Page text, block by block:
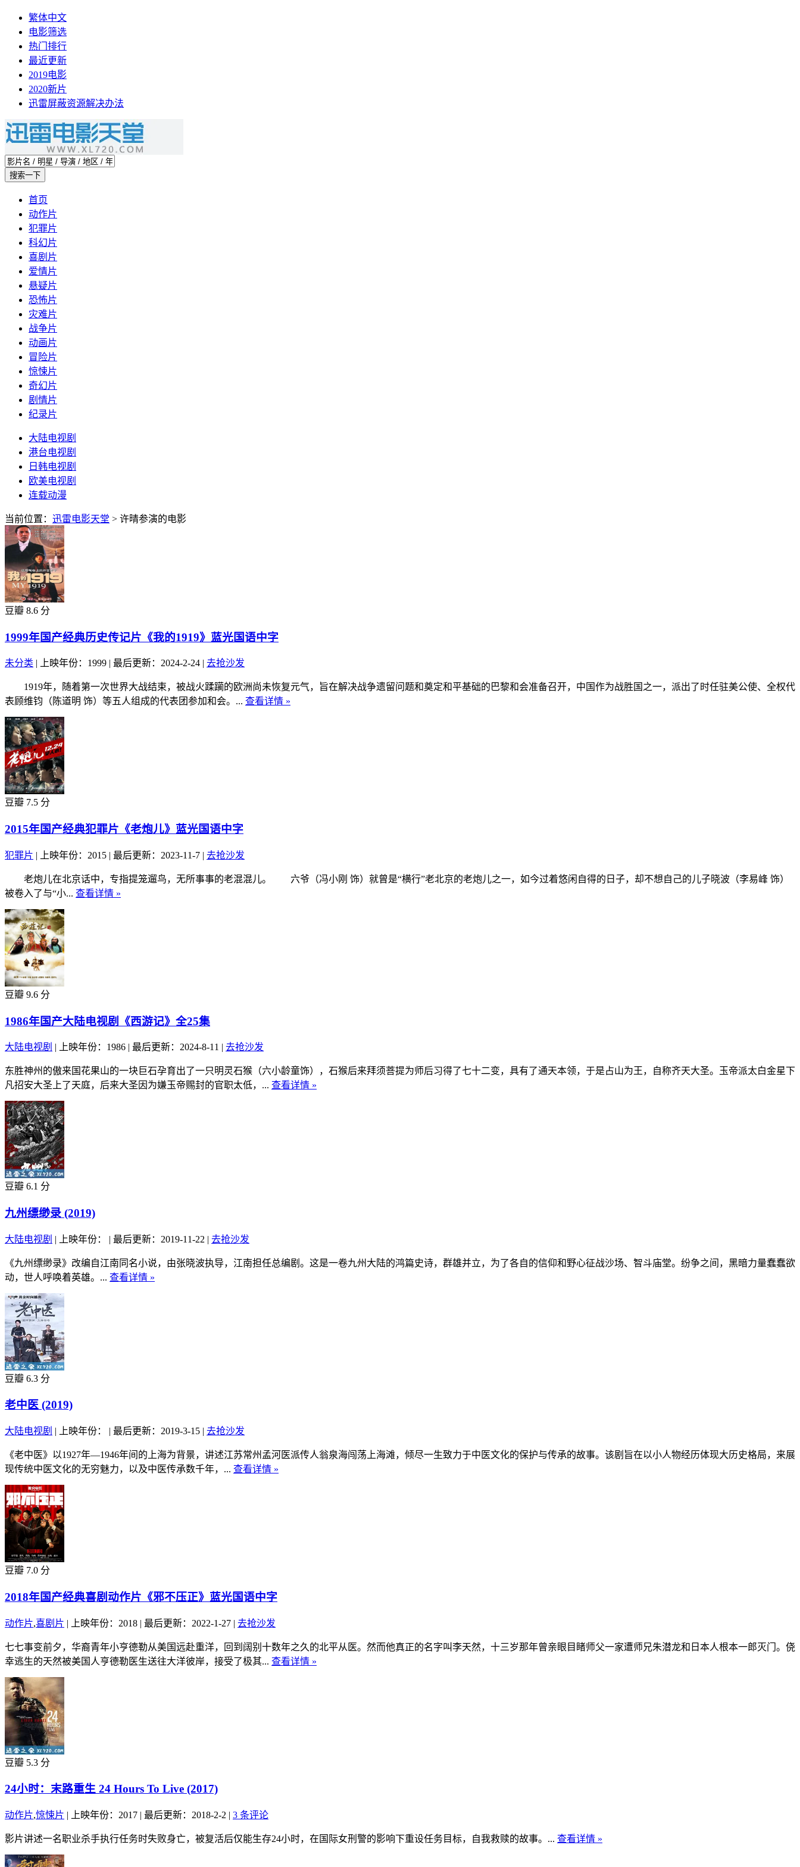
繁体中文
电影筛选
热门排行
最近更新
2019电影
2020新片
迅雷屏蔽资源解决办法
首页
动作片
犯罪片
科幻片
喜剧片
爱情片
悬疑片
恐怖片
灾难片
战争片
动画片
冒险片
惊悚片
奇幻片
剧情片
纪录片
大陆电视剧
港台电视剧
日韩电视剧
欧美电视剧
连载动漫
当前位置： 迅雷电影天堂 > 许晴参演的电影
豆瓣 8.6 分
1999年国产经典历史传记片《我的1919》蓝光国语中字
未分类 | 上映年份：1999 | 最后更新：2024-2-24 | 去抢沙发
1919年，随着第一次世界大战结束，被战火蹂躏的欧洲尚未恢复元气，旨在解决战争遗留问题和奠定和平基础的巴黎和会准备召开，中国作为战胜国之一，派出了时任驻美公使、全权代
表顾维钧（陈道明 饰）等五人组成的代表团参加和会。... 查看详情 »
豆瓣 7.5 分
2015年国产经典犯罪片《老炮儿》蓝光国语中字
犯罪片 | 上映年份：2015 | 最后更新：2023-11-7 | 去抢沙发
老炮儿在北京话中，专指提笼遛鸟，无所事事的老混混儿。 六爷（冯小刚 饰）就曾是“横行”老北京的老炮儿之一，如今过着悠闲自得的日子，却不想自己的儿子晓波（李易峰 饰）
被卷入了与“小... 查看详情 »
豆瓣 9.6 分
1986年国产大陆电视剧《西游记》全25集
大陆电视剧 | 上映年份：1986 | 最后更新：2024-8-11 | 去抢沙发
东胜神州的傲来国花果山的一块巨石孕育出了一只明灵石猴（六小龄童饰），石猴后来拜须菩提为师后习得了七十二变，具有了通天本领，于是占山为王，自称齐天大圣。玉帝派太白金星下
凡招安大圣上了天庭，后来大圣因为嫌玉帝赐封的官职太低，... 查看详情 »
豆瓣 6.1 分
九州缥缈录 (2019)
大陆电视剧 | 上映年份： | 最后更新：2019-11-22 | 去抢沙发
《九州缥缈录》改编自江南同名小说，由张晓波执导，江南担任总编剧。这是一卷九州大陆的鸿篇史诗，群雄并立，为了各自的信仰和野心征战沙场、智斗庙堂。纷争之间，黑暗力量蠢蠢欲
动，世人呼唤着英雄。... 查看详情 »
豆瓣 6.3 分
老中医 (2019)
大陆电视剧 | 上映年份： | 最后更新：2019-3-15 | 去抢沙发
《老中医》以1927年—1946年间的上海为背景，讲述江苏常州孟河医派传人翁泉海闯荡上海滩，倾尽一生致力于中医文化的保护与传承的故事。该剧旨在以小人物经历体现大历史格局，来展
现传统中医文化的无穷魅力，以及中医传承数千年，... 查看详情 »
豆瓣 7.0 分
2018年国产经典喜剧动作片《邪不压正》蓝光国语中字
动作片,喜剧片 | 上映年份：2018 | 最后更新：2022-1-27 | 去抢沙发
七七事变前夕，华裔青年小亨德勒从美国远赴重洋，回到阔别十数年之久的北平从医。然而他真正的名字叫李天然，十三岁那年曾亲眼目睹师父一家遭师兄朱潜龙和日本人根本一郎灭门。侥
幸逃生的天然被美国人亨德勒医生送往大洋彼岸，接受了极其... 查看详情 »
豆瓣 5.3 分
24小时：末路重生 24 Hours To Live (2017)
动作片,惊悚片 | 上映年份：2017 | 最后更新：2018-2-2 | 3 条评论
影片讲述一名职业杀手执行任务时失败身亡，被复活后仅能生存24小时，在国际女刑警的影响下重设任务目标，自我救赎的故事。... 查看详情 »